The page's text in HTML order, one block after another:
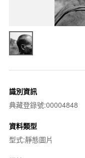
識別資訊
典藏登錄號:00004848
資料類型
型式:靜態圖片